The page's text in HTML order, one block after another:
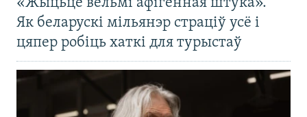
«Жыцьцё вельмі афігенная штука».
Як беларускі мільянэр страціў усё і
цяпер робіць хаткі для турыстаў